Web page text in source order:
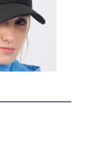
算日後寄送繳費提
直營門市／銀行轉
將買賣／分期付款
款。
商店將以您的個人
集、處理及利用，
更正。
AFTEE先享後付」
可透過四大超商／
需透過AFTEE先享
為準，若有關於
「AFTEE先享後付
home